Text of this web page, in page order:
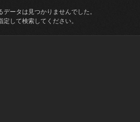
ータは見つかりませんでした。
定して検索してください。